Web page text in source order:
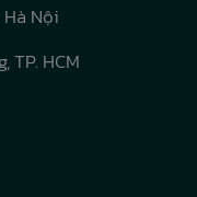
Nội
TP. HCM